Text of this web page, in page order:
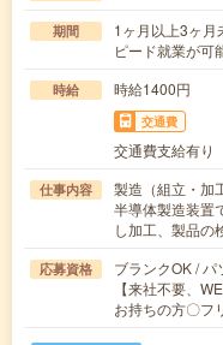
期間
1ヶ月以上3ヶ月
ピード就業が可
時給 時給1400円
交通費
交通費支給有り
仕事内容
製造（組立・加
半導体製造装置
し加工、製品
応募資格
ブランクOK /
【来社不要、
お持ちの方〇